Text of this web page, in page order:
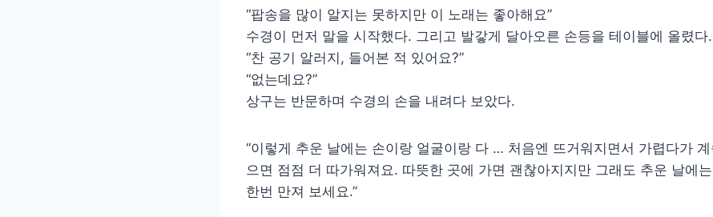
“팝송을 많이 알지는 못하지만 이 노래는 좋아해요”
수경이 먼저 말을 시작했다. 그리고 발갛게 달아오른 손등을 테이블에 올렸다.
“찬 공기 알러지, 들어본 적 있어요?”
“없는데요?”
상구는 반문하며 수경의 손을 내려다 보았다.
“이렇게 추운 날에는 손이랑 얼굴이랑 다 … 처음엔 뜨거워지면서 가렵다가
으면 점점 더 따가워져요. 따뜻한 곳에 가면 괜찮아지지만 그래도 추운 날에
한번 만져 보세요.”